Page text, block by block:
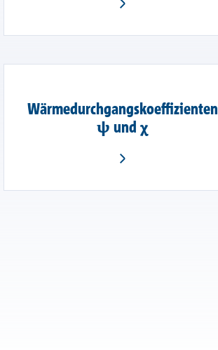
Wärmedurchgangskoeffizienten
ψ und χ